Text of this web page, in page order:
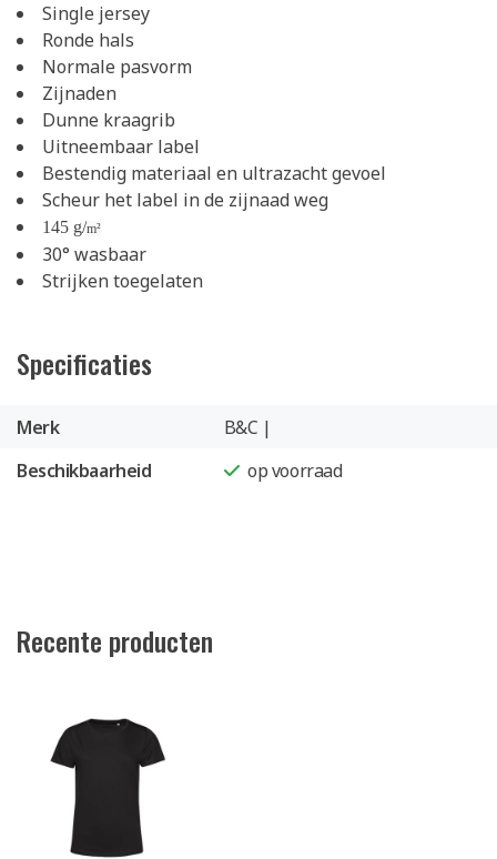
Single jersey
Ronde hals
Normale pasvorm
Zijnaden
Dunne kraagrib
Uitneembaar label
Bestendig materiaal en ultrazacht gevoel
Scheur het label in de zijnaad weg
145 g/m²
30° wasbaar
Strijken toegelaten
Specificaties
Merk
B&C |
Beschikbaarheid
op voorraad
Recente producten